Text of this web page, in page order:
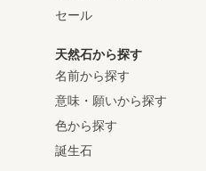
セール
天然石から探す
名前から探す
意味・願いから探す
色から探す
誕生石